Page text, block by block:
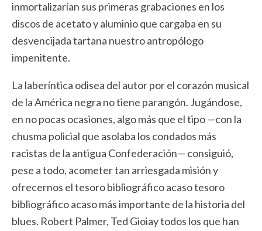
inmortalizarían sus primeras grabaciones en los
discos de acetato y aluminio que cargaba en su
desvencijada tartana nuestro antropólogo
impenitente.
La laberíntica odisea del autor por el corazón musical
de la América negra no tiene parangón. Jugándose,
en no pocas ocasiones, algo más que el tipo —con la
chusma policial que asolaba los condados más
racistas de la antigua Confederación— consiguió,
pese a todo, acometer tan arriesgada misión y
ofrecernos el tesoro bibliográfico acaso tesoro
bibliográfico acaso más importante de la historia del
blues. Robert Palmer, Ted Gioiay todos los que han